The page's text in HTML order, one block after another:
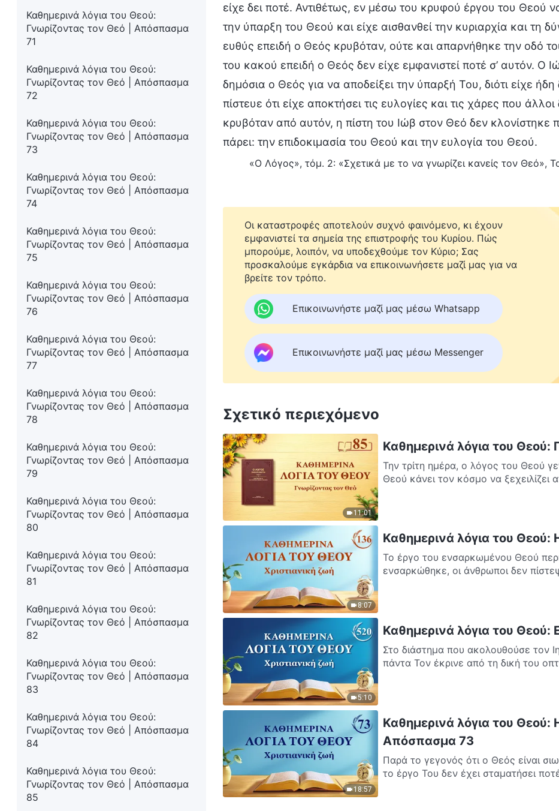
Καθημερινά λόγια του Θεού:
Γνωρίζοντας τον Θεό | Απόσπασμα
71
Καθημερινά λόγια του Θεού:
Γνωρίζοντας τον Θεό | Απόσπασμα
72
Καθημερινά λόγια του Θεού:
Γνωρίζοντας τον Θεό | Απόσπασμα
73
Καθημερινά λόγια του Θεού:
Γνωρίζοντας τον Θεό | Απόσπασμα
74
Καθημερινά λόγια του Θεού:
Γνωρίζοντας τον Θεό | Απόσπασμα
75
Καθημερινά λόγια του Θεού:
Γνωρίζοντας τον Θεό | Απόσπασμα
76
Καθημερινά λόγια του Θεού:
Γνωρίζοντας τον Θεό | Απόσπασμα
77
Καθημερινά λόγια του Θεού:
Γνωρίζοντας τον Θεό | Απόσπασμα
78
Καθημερινά λόγια του Θεού:
Γνωρίζοντας τον Θεό | Απόσπασμα
79
Καθημερινά λόγια του Θεού:
Γνωρίζοντας τον Θεό | Απόσπασμα
80
Καθημερινά λόγια του Θεού:
Γνωρίζοντας τον Θεό | Απόσπασμα
81
Καθημερινά λόγια του Θεού:
Γνωρίζοντας τον Θεό | Απόσπασμα
82
Καθημερινά λόγια του Θεού:
Γνωρίζοντας τον Θεό | Απόσπασμα
83
Καθημερινά λόγια του Θεού:
Γνωρίζοντας τον Θεό | Απόσπασμα
84
Καθημερινά λόγια του Θεού:
Γνωρίζοντας τον Θεό | Απόσπασμα
85
είχε δει ποτέ. Αντιθέτως, εν μέσω του κρυφού έργου του Θεού
την ύπαρξη του Θεού και είχε αισθανθεί την κυριαρχία και τη
ευθύς επειδή ο Θεός κρυβόταν, ούτε και απαρνήθηκε την οδό
του κακού επειδή ο Θεός δεν είχε εμφανιστεί ποτέ σ’ αυτόν. Ο
δημόσια ο Θεός για να αποδείξει την ύπαρξή Του, διότι είχε
πίστευε ότι είχε αποκτήσει τις ευλογίες και τις χάρες που
κρυβόταν από αυτόν, η πίστη του Ιώβ στον Θεό δεν κλονίστηκε
πάρει: την επιδοκιμασία του Θεού και την ευλογία του Θεού.
«Ο Λόγος», τόμ. 2: «Σχετικά με το να γνωρίζει κανείς τον Θεό»,
Οι καταστροφές αποτελούν συχνό φαινόμενο, κι έχουν
εμφανιστεί τα σημεία της επιστροφής του Κυρίου. Πώς
μπορούμε, λοιπόν, να υποδεχθούμε τον Κύριο; Σας
προσκαλούμε εγκάρδια να επικοινωνήσετε μαζί μας για να
βρείτε τον τρόπο.
Επικοινωνήστε μαζί μας μέσω Whatsapp
Επικοινωνήστε μαζί μας μέσω Messenger
Σχετικό περιεχόμενο
11:01
Καθημερινά λόγια του
Την τρίτη ημέρα, ο λόγος του Θεού
Θεού κάνει τον κόσμο να ξεχειλίζει
8:07
Καθημερινά λόγια του
Το έργο του ενσαρκωμένου Θεού
ενσαρκώθηκε, οι άνθρωποι δεν
5:10
Καθημερινά λόγια του
Στο διάστημα που ακολουθούσε τον
πάντα Τον έκρινε από τη δική του
18:57
Καθημερινά λόγια του Θεού:
Απόσπασμα 73
Παρά το γεγονός ότι ο Θεός είναι
το έργο Του δεν έχει σταματήσει